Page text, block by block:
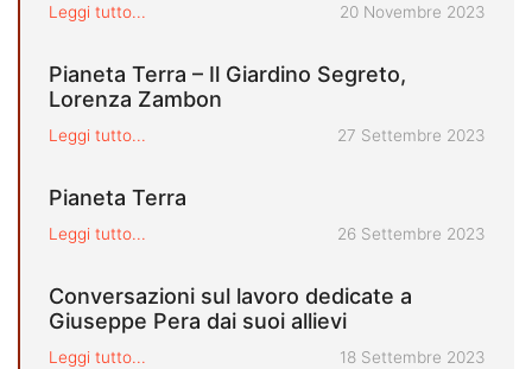
Leggi tutto... Pubblicato il
20 Novembre 2023
Pianeta Terra – Il Giardino Segreto,
Lorenza Zambon
Leggi tutto... Pubblicato il
27 Settembre 2023
Pianeta Terra
Leggi tutto... Pubblicato il
26 Settembre 2023
Conversazioni sul lavoro dedicate a
Giuseppe Pera dai suoi allievi
Leggi tutto... Pubblicato il
18 Settembre 2023